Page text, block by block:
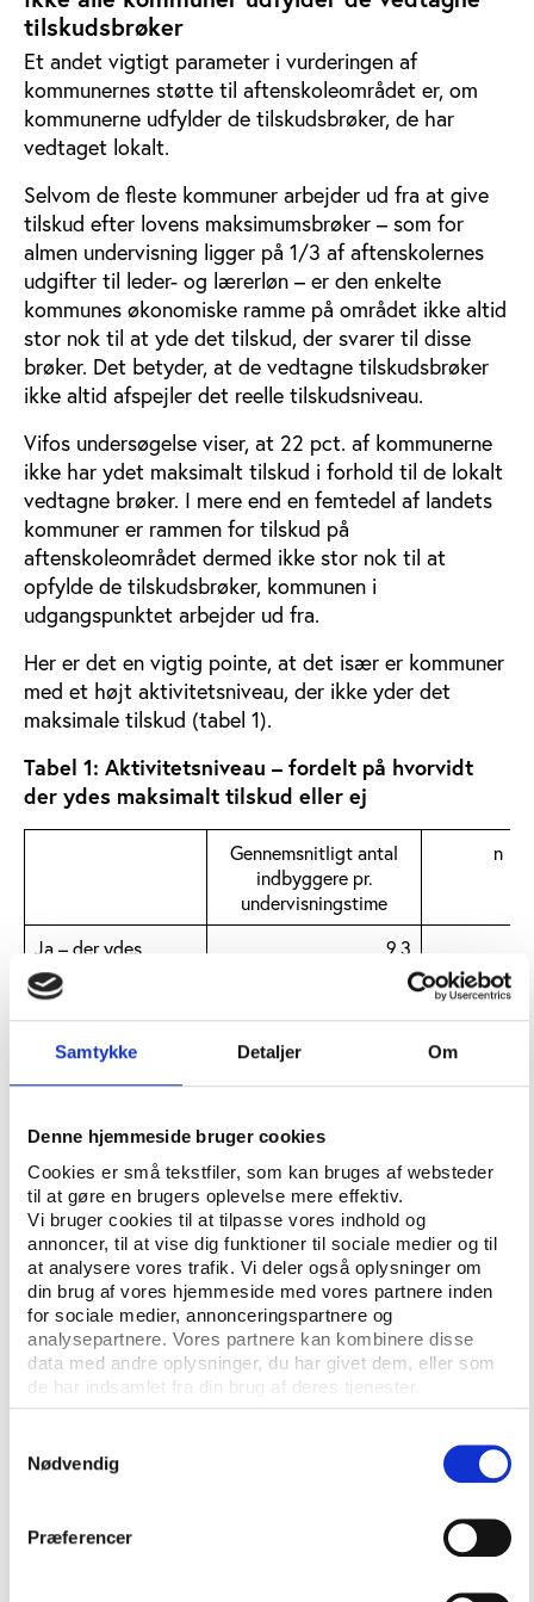
Samtykke Detaljer Om
Denne hjemmeside bruger cookies
Cookies er små tekstfiler, som kan bruges af websteder
til at gøre en brugers oplevelse mere effektiv.
Vi bruger cookies til at tilpasse vores indhold og
annoncer, til at vise dig funktioner til sociale medier og til
at analysere vores trafik. Vi deler også oplysninger om
din brug af vores hjemmeside med vores partnere inden
for sociale medier, annonceringspartnere og
analysepartnere. Vores partnere kan kombinere disse
data med andre oplysninger, du har givet dem, eller som
de har indsamlet fra din brug af deres tjenester.
Nødvendig
Præferencer
tilskudsbrøker
Et andet vigtigt parameter i vurderingen af
kommunernes støtte til aftenskoleområdet er, om
kommunerne udfylder de tilskudsbrøker, de har
vedtaget lokalt.
Selvom de fleste kommuner arbejder ud fra at give
tilskud efter lovens maksimumsbrøker – som for
almen undervisning ligger på 1/3 af aftenskolernes
udgifter til leder- og lærerløn – er den enkelte
kommunes økonomiske ramme på området ikke altid
stor nok til at yde det tilskud, der svarer til disse
brøker. Det betyder, at de vedtagne tilskudsbrøker
ikke altid afspejler det reelle tilskudsniveau.
Vifos undersøgelse viser, at 22 pct. af kommunerne
ikke har ydet maksimalt tilskud i forhold til de lokalt
vedtagne brøker. I mere end en femtedel af landets
kommuner er rammen for tilskud på
aftenskoleområdet dermed ikke stor nok til at
opfylde de tilskudsbrøker, kommunen i
udgangspunktet arbejder ud fra.
Her er det en vigtig pointe, at det især er kommuner
med et højt aktivitetsniveau, der ikke yder det
maksimale tilskud (tabel 1).
Tabel 1: Aktivitetsniveau – fordelt på hvorvidt
der ydes maksimalt tilskud eller ej
Gennemsnitligt antal
indbyggere pr.
undervisningstime
n
Ja – der ydes
maksimalt tilskud
9,3
Nej – der ydes ikke
maksimalt tilskud
4,5
Ved ikke
10,6
Total
Tabellen viser aftenskolernes gennemsnitlige aktivitetsniveau, fordelt på hvorvidt
kommunerne yder maksimalt tilskud eller ej (n=80 kommuner).
Det kan tyde på, at den manglende udfyldelse af
tilskudsbrøkerne skyldes, at aktivitetsniveauet er så
højt, at det medfører et pres på den økonomiske
ramme, kommunen har afsat til
aftenskoleundervisning.
Knap halvdelen af kommunerne får ikke
brugt hele rammen på aftenskoleområdet
Hvor rammen i nogle kommuner ikke kan slå til, har
andre kommuner den modsatte udfordring. Vifos